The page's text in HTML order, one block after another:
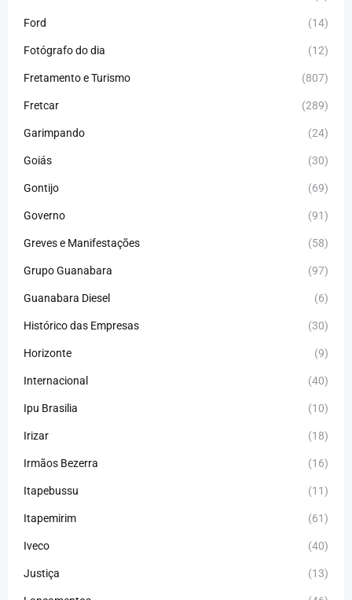
Ford (14)
Fotógrafo do dia (12)
Fretamento e Turismo (807)
Fretcar (289)
Garimpando (24)
Goiás (30)
Gontijo (69)
Governo (91)
Greves e Manifestações (58)
Grupo Guanabara (97)
Guanabara Diesel (6)
Histórico das Empresas (30)
Horizonte (9)
Internacional (40)
Ipu Brasilia (10)
Irizar (18)
Irmãos Bezerra (16)
Itapebussu (11)
Itapemirim (61)
Iveco (40)
Justiça (13)